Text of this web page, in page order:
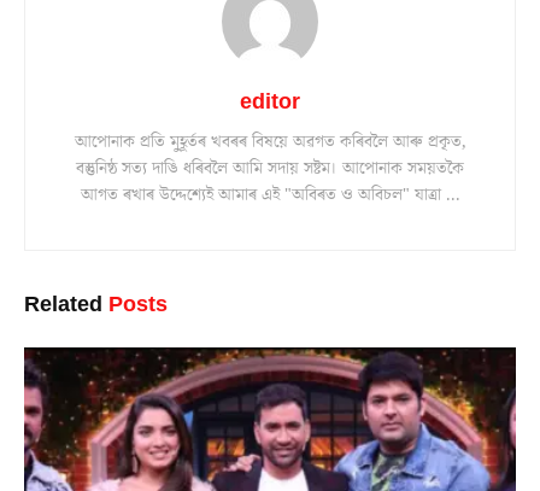
editor
আপোনাক প্ৰতি মুহূৰ্তৰ খবৰৰ বিষয়ে অৱগত কৰিবলৈ আৰু প্ৰকৃত,
বস্তুনিষ্ঠ সত্য দাঙি ধৰিবলৈ আমি সদায় সষ্টম। আপোনাক সময়তকৈ
আগত ৰখাৰ উদ্দেশ্যেই আমাৰ এই "অবিৰত ও অবিচল" যাত্ৰা ...
Related Posts